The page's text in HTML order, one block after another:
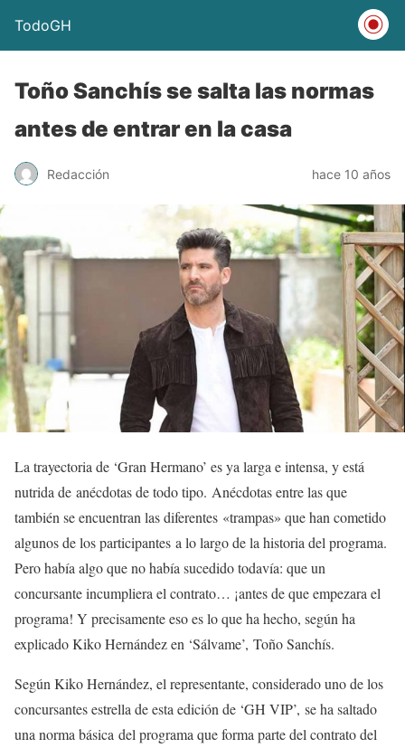
TodoGH
Toño Sanchís se salta las normas
antes de entrar en la casa
Redacción hace 10 años
La trayectoria de ‘Gran Hermano’ es ya larga e intensa, y está
nutrida de anécdotas de todo tipo. Anécdotas entre las que
también se encuentran las diferentes «trampas» que han cometido
algunos de los participantes a lo largo de la historia del programa.
Pero había algo que no había sucedido todavía: que un
concursante incumpliera el contrato… ¡antes de que empezara el
programa! Y precisamente eso es lo que ha hecho, según ha
explicado Kiko Hernández en ‘Sálvame’, Toño Sanchís.
Según Kiko Hernández, el representante, considerado uno de los
concursantes estrella de esta edición de ‘GH VIP’, se ha saltado
una norma básica del programa que forma parte del contrato del